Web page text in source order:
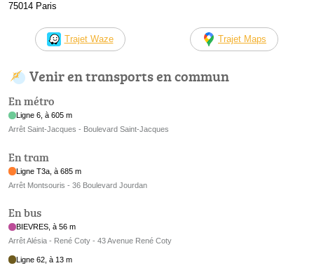
75014 Paris
Trajet Waze Trajet Maps
Venir en transports en commun
En métro
Ligne 6, à 605 m
Arrêt Saint-Jacques - Boulevard Saint-Jacques
En tram
Ligne T3a, à 685 m
Arrêt Montsouris - 36 Boulevard Jourdan
En bus
BIEVRES, à 56 m
Arrêt Alésia - René Coty - 43 Avenue René Coty
Ligne 62, à 13 m